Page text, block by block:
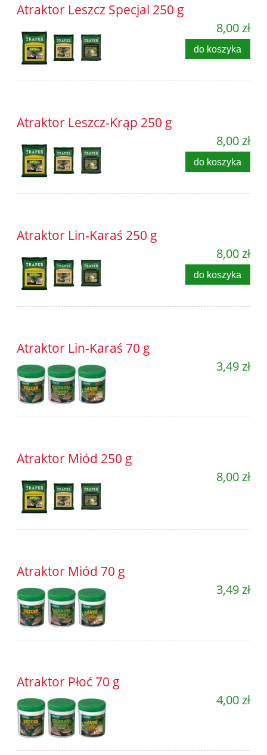
Atraktor Leszcz Specjal 250 g
8,00 zł
do koszyka
Atraktor Leszcz-Krąp 250 g
8,00 zł
do koszyka
Atraktor Lin-Karaś 250 g
8,00 zł
do koszyka
Atraktor Lin-Karaś 70 g
3,49 zł
Atraktor Miód 250 g
8,00 zł
Atraktor Miód 70 g
3,49 zł
Atraktor Płoć 70 g
4,00 zł